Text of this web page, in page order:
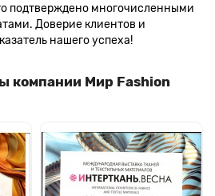
подтверждено многочисленными
Доверие клиентов и
нашего успеха!
компании Мир Fashion